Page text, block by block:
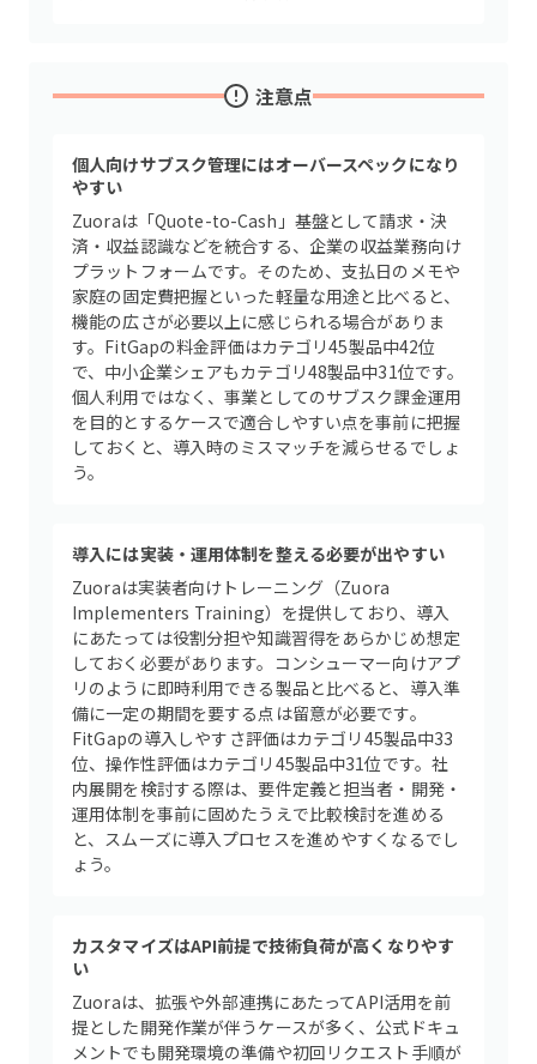
注意点
個人向けサブスク管理にはオーバースペックになり
やすい
Zuoraは「Quote-to-Cash」基盤として請求・決
済・収益認識などを統合する、企業の収益業務向け
プラットフォームです。そのため、支払日のメモや
家庭の固定費把握といった軽量な用途と比べると、
機能の広さが必要以上に感じられる場合がありま
す。FitGapの料金評価はカテゴリ45製品中42位
で、中小企業シェアもカテゴリ48製品中31位です。
個人利用ではなく、事業としてのサブスク課金運用
を目的とするケースで適合しやすい点を事前に把握
しておくと、導入時のミスマッチを減らせるでしょ
う。
導入には実装・運用体制を整える必要が出やすい
Zuoraは実装者向けトレーニング（Zuora
Implementers Training）を提供しており、導入
にあたっては役割分担や知識習得をあらかじめ想定
しておく必要があります。コンシューマー向けアプ
リのように即時利用できる製品と比べると、導入準
備に一定の期間を要する点は留意が必要です。
FitGapの導入しやすさ評価はカテゴリ45製品中33
位、操作性評価はカテゴリ45製品中31位です。社
内展開を検討する際は、要件定義と担当者・開発・
運用体制を事前に固めたうえで比較検討を進める
と、スムーズに導入プロセスを進めやすくなるでし
ょう。
カスタマイズはAPI前提で技術負荷が高くなりやす
い
Zuoraは、拡張や外部連携にあたってAPI活用を前
提とした開発作業が伴うケースが多く、公式ドキュ
メントでも開発環境の準備や初回リクエスト手順が